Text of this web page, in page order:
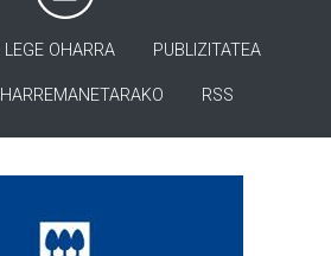
LEGE OHARRA PUBLIZITATEA
HARREMANETARAKO RSS